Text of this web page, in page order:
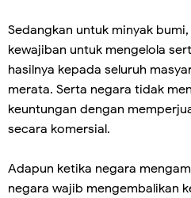
Sedangkan untuk minyak
kewajiban untuk mengelola
hasilnya kepada seluruh
merata. Serta negara tidak
keuntungan dengan
secara komersial.
Adapun ketika negara
negara wajib mengembalikan